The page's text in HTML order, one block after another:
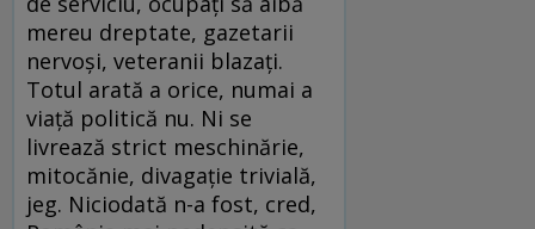
mereu dreptate, gazetarii
nervoşi, veteranii blazaţi.
Totul arată a orice, numai a
viaţă politică nu. Ni se
livrează strict meschinărie,
mitocănie, divagaţie trivială,
jeg. Niciodată n-a fost, cred,